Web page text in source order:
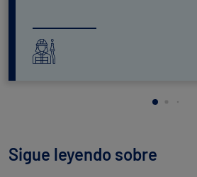
Sigue leyendo sobre